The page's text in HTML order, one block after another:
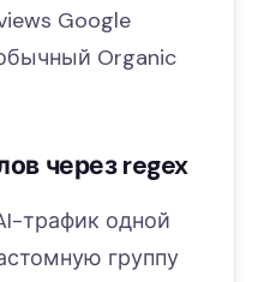
Google
Organic
через regex
трафик одной
группу